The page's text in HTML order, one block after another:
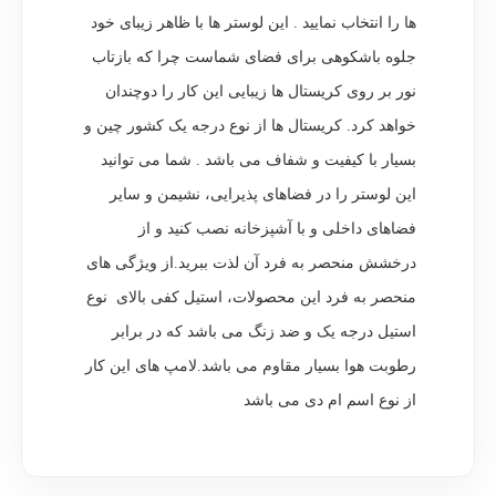
ها را انتخاب نمایید . این لوستر ها با ظاهر زیبای خود
جلوه باشکوهی برای فضای شماست چرا که بازتاب
نور بر روی کریستال ها زیبایی این کار را دوچندان
خواهد کرد. کریستال ها از نوع درجه یک کشور چین و
بسیار با کیفیت و شفاف می باشد . شما می توانید
این لوستر را در فضاهای پذیرایی، نشیمن و سایر
فضاهای داخلی و با آشپزخانه نصب کنید و از
درخشش منحصر به فرد آن لذت ببرید.از ویژگی های
منحصر به فرد این محصولات، استیل کفی بالای نوع
استیل درجه یک و ضد زنگ می باشد که در برابر
رطوبت هوا بسیار مقاوم می باشد.لامپ های این کار
از نوع اسم ام دی می باشد